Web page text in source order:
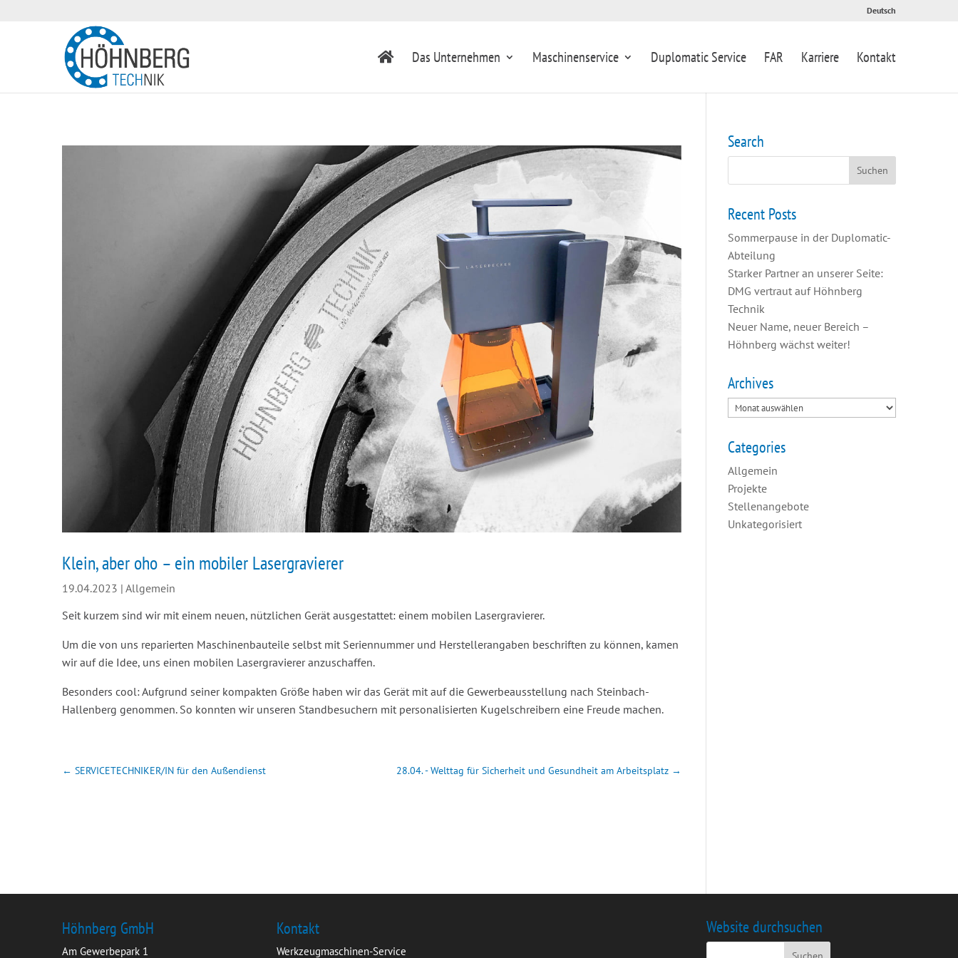
Deutsch
Das Unternehmen Maschinenservice Duplomatic Service FAR Karriere Kontakt
Klein, aber oho – ein mobiler Lasergravierer
19.04.2023 | Allgemein
Seit kurzem sind wir mit einem neuen, nützlichen Gerät ausgestattet: einem mobilen Lasergravierer.
Um die von uns reparierten Maschinenbauteile selbst mit Seriennummer und Herstellerangaben beschriften zu können, kamen
wir auf die Idee, uns einen mobilen Lasergravierer anzuschaffen.
Besonders cool: Aufgrund seiner kompakten Größe haben wir das Gerät mit auf die Gewerbeausstellung nach Steinbach-
Hallenberg genommen. So konnten wir unseren Standbesuchern mit personalisierten Kugelschreibern eine Freude machen.
← SERVICETECHNIKER/IN für den Außendienst 28.04. - Welttag für Sicherheit und Gesundheit am Arbeitsplatz→
Search
Recent Posts
Sommerpause in der Duplomatic-
Abteilung
Starker Partner an unserer Seite:
DMG vertraut auf Höhnberg
Technik
Neuer Name, neuer Bereich –
Höhnberg wächst weiter!
Archives
Categories
Allgemein
Projekte
Stellenangebote
Unkategorisiert
Höhnberg GmbH
Am Gewerbepark 1
Kontakt
Werkzeugmaschinen-Service
Website durchsuchen